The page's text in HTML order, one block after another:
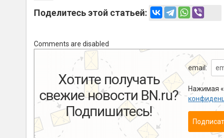
Поделитесь этой статьей:
Comments are disabled
Хотите получать
свежие новости BN.ru?
Подпишитесь!
email:
Нажимая